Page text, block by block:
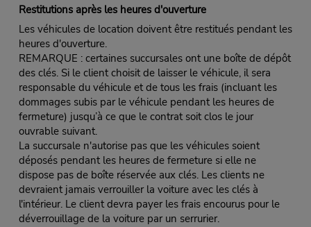
Restitutions après les heures d'ouverture
Les véhicules de location doivent être restitués pendant les
heures d'ouverture.
REMARQUE : certaines succursales ont une boîte de dépôt
des clés. Si le client choisit de laisser le véhicule, il sera
responsable du véhicule et de tous les frais (incluant les
dommages subis par le véhicule pendant les heures de
fermeture) jusqu’à ce que le contrat soit clos le jour
ouvrable suivant.
La succursale n'autorise pas que les véhicules soient
déposés pendant les heures de fermeture si elle ne
dispose pas de boîte réservée aux clés. Les clients ne
devraient jamais verrouiller la voiture avec les clés à
l'intérieur. Le client devra payer les frais encourus pour le
déverrouillage de la voiture par un serrurier.